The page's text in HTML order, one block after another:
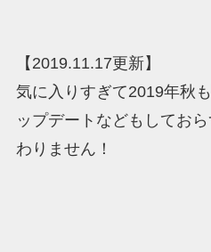
【2019.11.17更新】
気に入りすぎて2019年秋
ップデートなどもしてお
わりません！